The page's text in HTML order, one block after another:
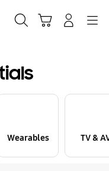
Wearables TV &